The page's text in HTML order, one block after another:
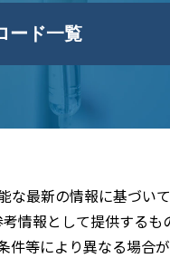
ード一覧
な最新の情報に基づい
情報として提供する
件等により異なる場合